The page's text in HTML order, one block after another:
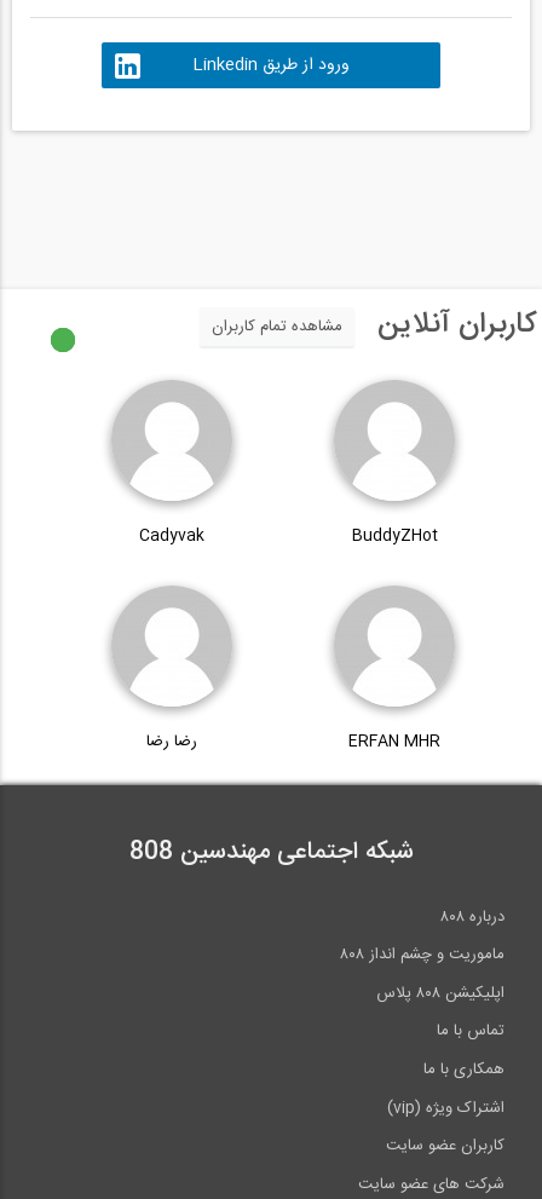
ورود از طریق Linkedin
کاربران آنلاین مشاهده تمام کاربران
BuddyZHot
Cadyvak
ERFAN MHR رضا رضا
شبکه اجتماعی مهندسین 808
درباره ۸۰۸
ماموریت و چشم انداز ۸۰۸
اپلیکیشن ۸۰۸ پلاس
تماس با ما
همکاری با ما
اشتراک ویژه (vip)
کاربران عضو سایت
شرکت های عضو سایت